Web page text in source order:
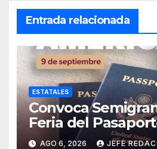
Entrada relacionada
ESTATALES
Convoca
Feria del
Estadounidense
AGO 6, 2026 JEFE